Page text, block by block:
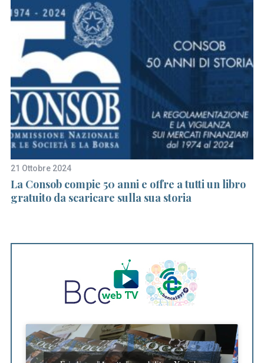
21 Ottobre 2024
La Consob compie 50 anni e offre a tutti un libro
gratuito da scaricare sulla sua storia
S
c